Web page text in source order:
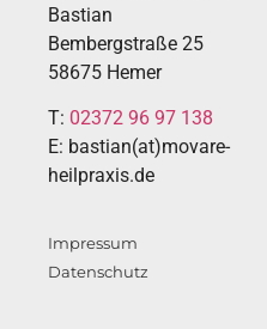
Bastian
Bembergstraße 25
58675 Hemer
T: 02372 96 97 138
E: bastian(at)movare-
heilpraxis.de
Impressum
Datenschutz